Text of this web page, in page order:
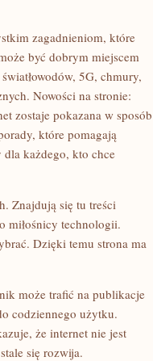
zagadnieniom, które
być dobrym miejscem
5G, chmury,
Nowości na stronie:
zostaje pokazana w sposób
które pomagają
dla każdego, kto chce
Znajdują się tu treści
miłośnicy technologii.
Dzięki temu strona ma
może trafić na publikacje
codziennego użytku.
że internet nie jest
się rozwija.